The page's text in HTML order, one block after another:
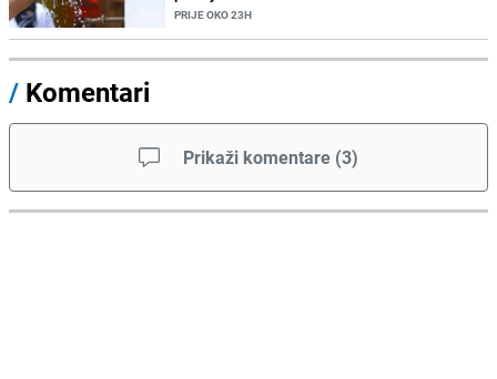
PRIJE OKO 23H
/ Komentari
Prikaži komentare (3)